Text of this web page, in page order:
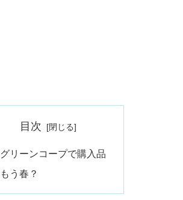
目次
グリーンコープで購入品
もう春？